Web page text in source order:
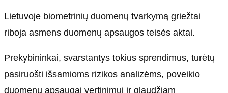
Lietuvoje biometrinių duomenų tvarkymą griežtai
riboja asmens duomenų apsaugos teisės aktai.
Prekybininkai, svarstantys tokius sprendimus, turėtų
pasiruošti išsamioms rizikos analizėms, poveikio
duomenų apsaugai vertinimui ir glaudžiam